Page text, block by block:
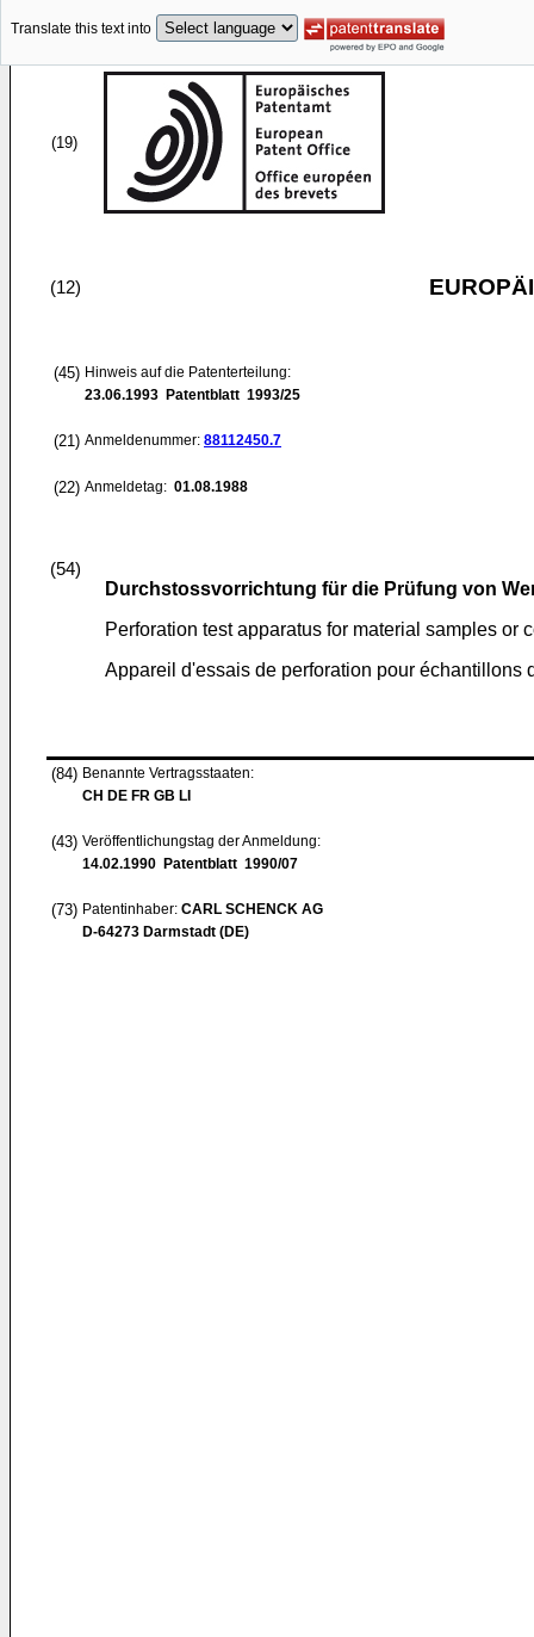
Translate this text into
(19)
(12)
(45) Hinweis auf die Patenterteilung:
23.06.1993 Patentblatt 1993/25
(21) Anmeldenummer: 88112450.7
(22) Anmeldetag: 01.08.1988
(54)
Durchstossvorrichtung für die Prüfung von
Perforation test apparatus for material samples or
Appareil d'essais de perforation pour échantillons
(84) Benannte Vertragsstaaten:
CH DE FR GB LI
(43) Veröffentlichungstag der Anmeldung:
14.02.1990 Patentblatt 1990/07
(73) Patentinhaber: CARL SCHENCK AG
D-64273 Darmstadt (DE)